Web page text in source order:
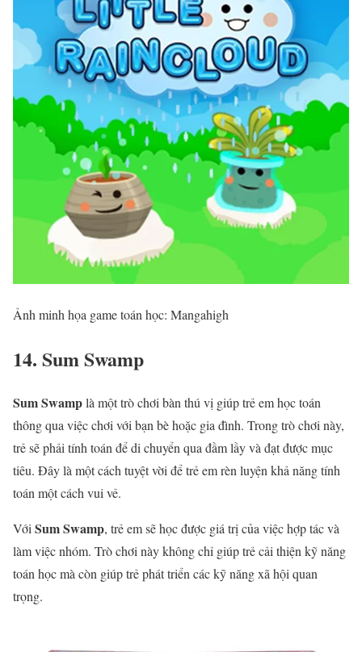
Ảnh minh họa game toán học: Mangahigh
14. Sum Swamp
Sum Swamplà một trò chơi bàn thú vị giúp trẻ em học toán
thông qua việc chơi với bạn bè hoặc gia đình. Trong trò chơi này,
trẻ sẽ phải tính toán để di chuyển qua đầm lầy và đạt được mục
tiêu. Đây là một cách tuyệt vời để trẻ em rèn luyện khả năng tính
toán một cách vui vẻ.
VớiSum Swamp, trẻ em sẽ học được giá trị của việc hợp tác và
làm việc nhóm. Trò chơi này không chỉ giúp trẻ cải thiện kỹ năng
toán học mà còn giúp trẻ phát triển các kỹ năng xã hội quan
trọng.